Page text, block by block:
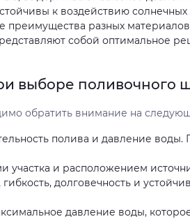
к воздействию солнечных
преимущества разных
собой оптимальное
выборе поливочного
обратить внимание на
полива и давление воды.
участка и расположением
гибкость, долговечность и
давление воды,